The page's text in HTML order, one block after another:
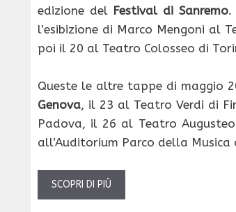
edizione del Festival di Sanremo.
l’esibizione di Marco Mengoni al
poi il 20 al Teatro Colosseo di
Queste le altre tappe di maggio
Genova, il 23 al Teatro Verdi di
Padova, il 26 al Teatro
all’Auditorium Parco della Musica
SCOPRI DI PIÙ